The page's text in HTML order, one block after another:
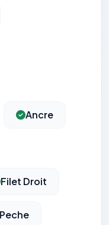
Ancre
Filet Droit